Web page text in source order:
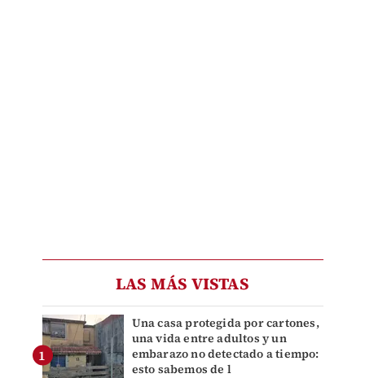
LAS MÁS VISTAS
Una casa protegida por cartones,
una vida entre adultos y un
embarazo no detectado a tiempo:
esto sabemos de l